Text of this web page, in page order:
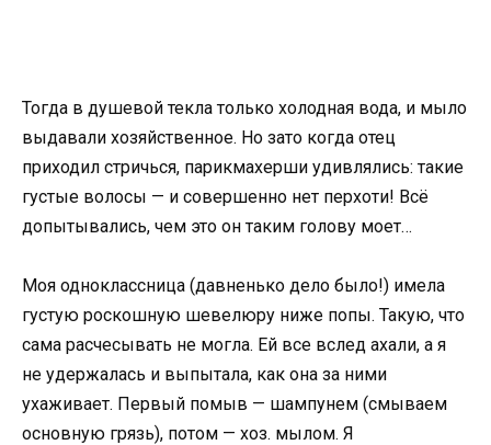
Тогда в душевой текла только холодная вода, и мыло
выдавали хозяйственное. Но зато когда отец
приходил стричься, парикмахерши удивлялись: такие
густые волосы — и совершенно нет перхоти! Всё
допытывались, чем это он таким голову моет…
Моя одноклассница (давненько дело было!) имела
густую роскошную шевелюру ниже попы. Такую, что
сама расчесывать не могла. Ей все вслед ахали, а я
не удержалась и выпытала, как она за ними
ухаживает. Первый помыв — шампунем (смываем
основную грязь), потом — хоз. мылом. Я